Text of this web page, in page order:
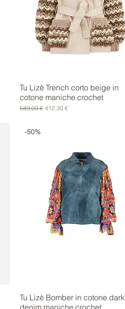
Tu Lizè Trench corto beige in
cotone maniche crochet
Prezzo regolare
589,00 € Prezzo scontato
412,30 €
-50%
Tu Lizè Bomber in cotone dark